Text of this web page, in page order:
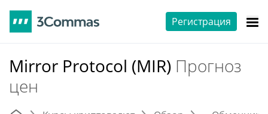
Регистрация
Mirror Protocol (MIR) Прогноз
цен